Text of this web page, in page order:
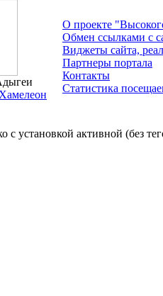
О проекте
Обмен ссылками c
Виджеты сайта,
Партнеры портала
Контакты
Статистика
с установкой активной (без